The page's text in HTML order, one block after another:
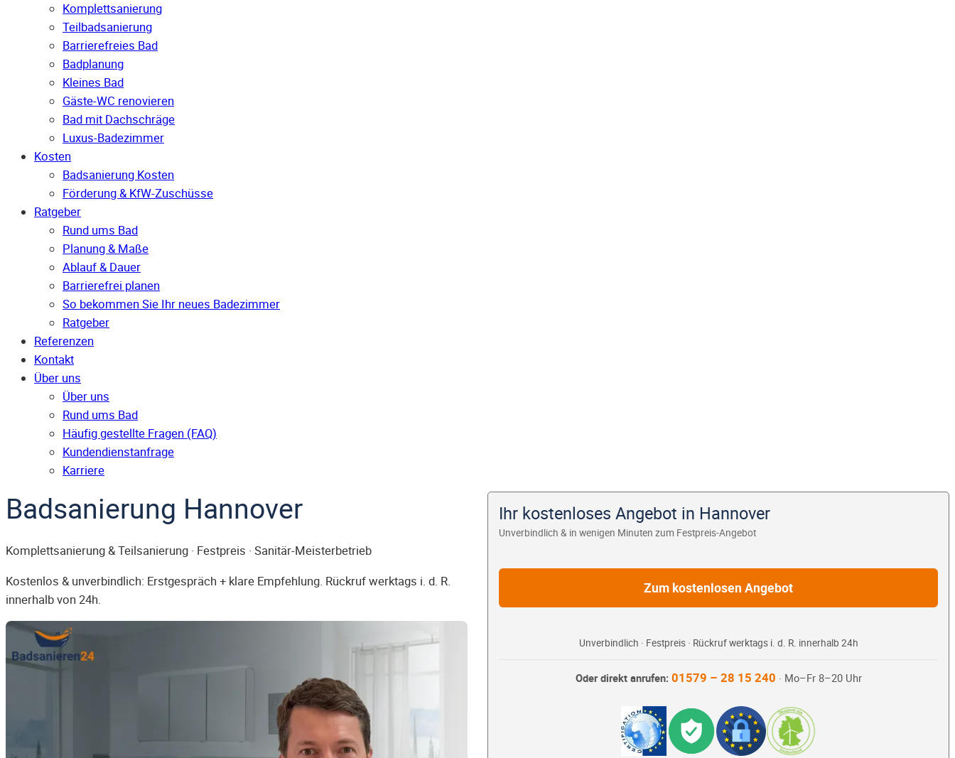
Komplettsanierung
Teilbadsanierung
Barrierefreies Bad
Badplanung
Kleines Bad
Gäste-WC renovieren
Bad mit Dachschräge
Luxus-Badezimmer
Kosten
Badsanierung Kosten
Förderung & KfW-Zuschüsse
Ratgeber
Rund ums Bad
Planung & Maße
Ablauf & Dauer
Barrierefrei planen
So bekommen Sie Ihr neues Badezimmer
Ratgeber
Referenzen
Kontakt
Über uns
Über uns
Rund ums Bad
Häufig gestellte Fragen (FAQ)
Kunden­dienst­anfrage
Karriere
Badsanierung Hannover
Komplettsanierung & Teilsanierung · Festpreis · Sanitär-Meisterbetrieb
Kostenlos & unverbindlich: Erstgespräch + klare Empfehlung. Rückruf werktags i. d. R.
innerhalb von 24h.
Ihr kostenloses Angebot in Hannover
Unverbindlich & in wenigen Minuten zum Festpreis-Angebot
Zum kostenlosen Angebot
Unverbindlich · Festpreis · Rückruf werktags i. d. R. innerhalb 24h
Oder direkt anrufen: 01579 – 28 15 240 · Mo–Fr 8–20 Uhr